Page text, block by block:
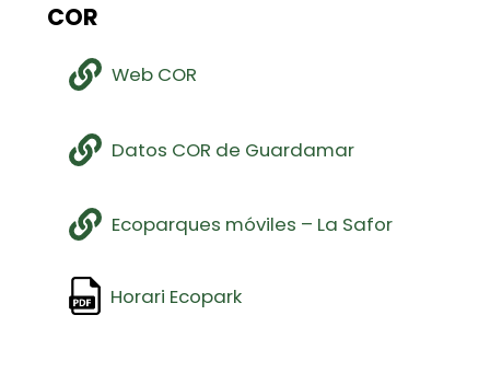
COR
Web COR
Datos COR de Guardamar
Ecoparques móviles – La Safor
Horari Ecopark